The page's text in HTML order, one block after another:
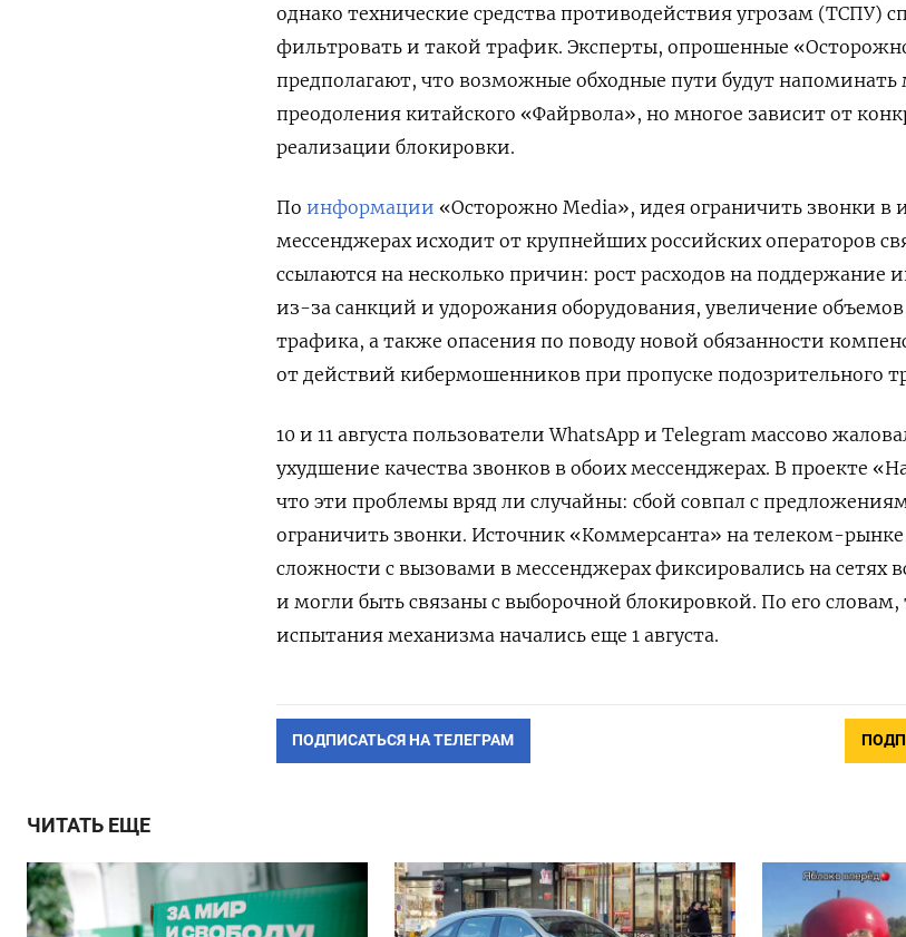
однако технические средства противодействия угрозам (ТСПУ)
фильтровать и такой трафик. Эксперты, опрошенные
предполагают, что возможные обходные пути будут напоминать
преодоления китайского «Файрвола», но многое зависит от
реализации блокировки.
По информации «Осторожно Media», идея ограничить звонки в
мессенджерах исходит от крупнейших российских операторов
ссылаются на несколько причин: рост расходов на поддержание
из-за санкций и удорожания оборудования, увеличение
трафика, а также опасения по поводу новой обязанности
от действий кибермошенников при пропуске подозрительного
10 и 11 августа пользователиWhatsApp и Telegram массово
ухудшение качества звонков в обоих мессенджерах. В проекте
что эти проблемы вряд ли случайны: сбой совпал с
ограничить звонки. Источник «Коммерсанта» на телеком-
сложности с вызовами в мессенджерах фиксировались на сетях
и могли быть связаны с выборочной блокировкой. По его словам,
испытания механизма начались еще 1 августа.
ПОДПИСАТЬСЯ НА ТЕЛЕГРАМ
ЧИТАТЬ ЕЩЕ